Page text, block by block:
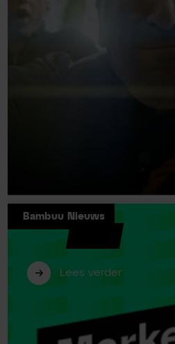
Bambuu plek #2
Emerce100!
Lees verder
Bambuu Nieuws